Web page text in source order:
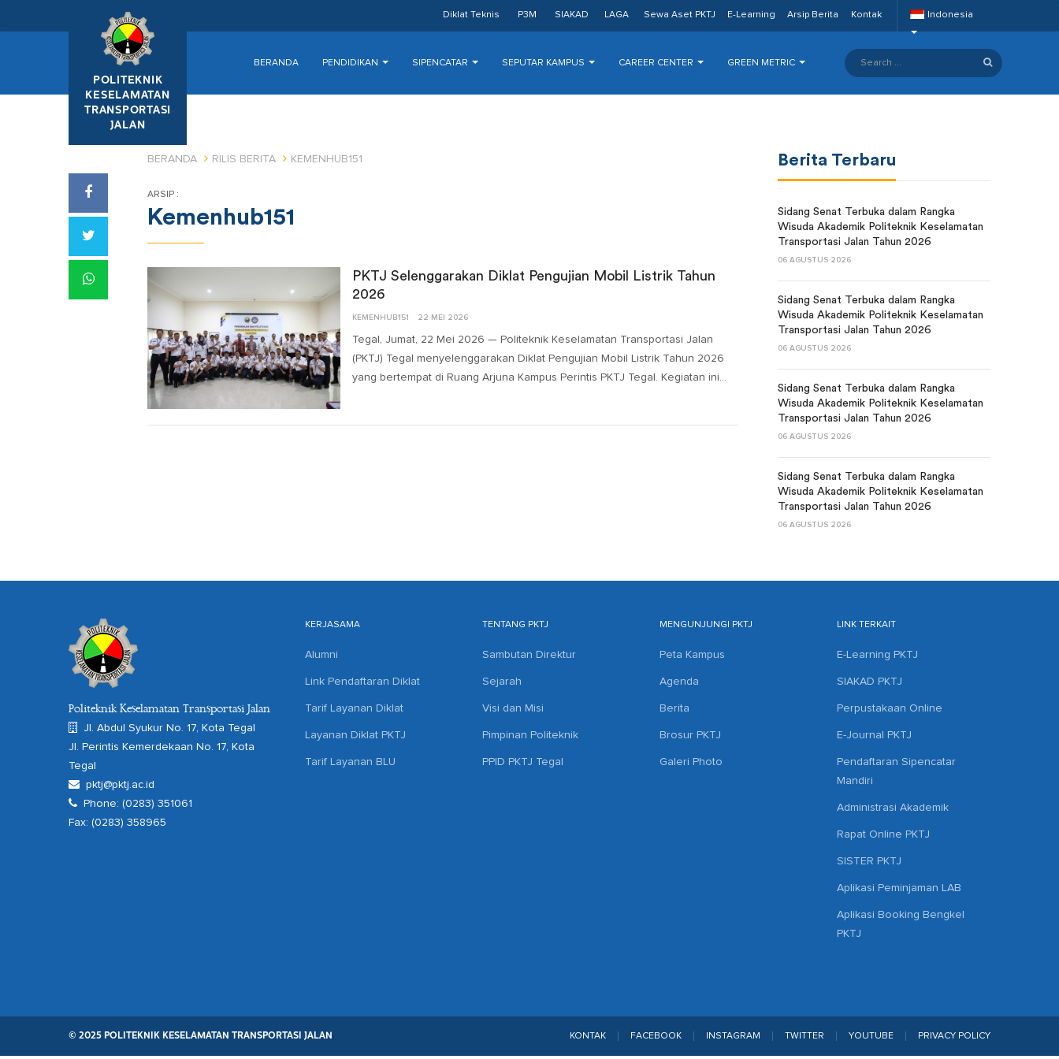
Diklat Teknis P3M SIAKAD LAGA Sewa Aset PKTJ E-Learning Arsip Berita Kontak Indonesia
POLITEKNIK
KESELAMATAN
TRANSPORTASI
JALAN
BERANDA PENDIDIKAN SIPENCATAR SEPUTAR KAMPUS CAREER CENTER GREEN METRIC
BERANDA RILIS BERITA KEMENHUB151
ARSIP :
Kemenhub151
PKTJ Selenggarakan Diklat Pengujian Mobil Listrik Tahun
2026
KEMENHUB151 22 MEI 2026
Tegal, Jumat, 22 Mei 2026 — Politeknik Keselamatan Transportasi Jalan
(PKTJ) Tegal menyelenggarakan Diklat Pengujian Mobil Listrik Tahun 2026
yang bertempat di Ruang Arjuna Kampus Perintis PKTJ Tegal. Kegiatan ini…
Berita Terbaru
Sidang Senat Terbuka dalam Rangka
Wisuda Akademik Politeknik Keselamatan
Transportasi Jalan Tahun 2026
06 AGUSTUS 2026
Sidang Senat Terbuka dalam Rangka
Wisuda Akademik Politeknik Keselamatan
Transportasi Jalan Tahun 2026
06 AGUSTUS 2026
Sidang Senat Terbuka dalam Rangka
Wisuda Akademik Politeknik Keselamatan
Transportasi Jalan Tahun 2026
06 AGUSTUS 2026
Sidang Senat Terbuka dalam Rangka
Wisuda Akademik Politeknik Keselamatan
Transportasi Jalan Tahun 2026
06 AGUSTUS 2026
Politeknik Keselamatan Transportasi Jalan
Jl. Abdul Syukur No. 17, Kota Tegal
Jl. Perintis Kemerdekaan No. 17, Kota
Tegal
pktj@pktj.ac.id
Phone: (0283) 351061
Fax: (0283) 358965
KERJASAMA
Alumni
Link Pendaftaran Diklat
Tarif Layanan Diklat
Layanan Diklat PKTJ
Tarif Layanan BLU
TENTANG PKTJ
Sambutan Direktur
Sejarah
Visi dan Misi
Pimpinan Politeknik
PPID PKTJ Tegal
MENGUNJUNGI PKTJ
Peta Kampus
Agenda
Berita
Brosur PKTJ
Galeri Photo
LINK TERKAIT
E-Learning PKTJ
SIAKAD PKTJ
Perpustakaan Online
E-Journal PKTJ
Pendaftaran Sipencatar
Mandiri
Administrasi Akademik
Rapat Online PKTJ
SISTER PKTJ
Aplikasi Peminjaman LAB
Aplikasi Booking Bengkel
PKTJ
© 2025 POLITEKNIK KESELAMATAN TRANSPORTASI JALAN KONTAK FACEBOOK INSTAGRAM TWITTER YOUTUBE PRIVACY POLICY